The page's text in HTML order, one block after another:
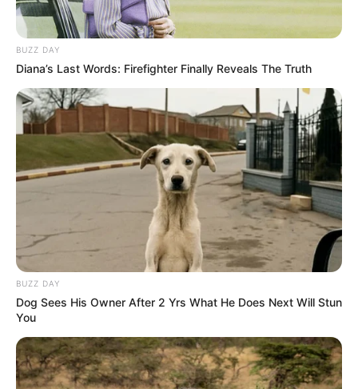
BUZZ DAY
Diana’s Last Words: Firefighter Finally Reveals The Truth
BUZZ DAY
Dog Sees His Owner After 2 Yrs What He Does Next Will Stun
You